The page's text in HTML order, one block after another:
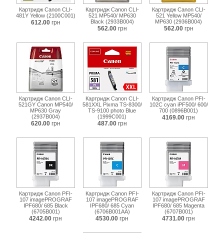
Картридж Canon CLI-
481Y Yellow (2100C001)
612.00 грн
Картридж Canon CLI-
521 MP540/ MP630
Black (2933B004)
562.00 грн
Картридж Canon CLI-
521 Yellow MP540/
MP630 (2936B004)
562.00 грн
Картридж Canon CLI-
521GY Canon MP540/
MP630 Gray
(2937B004)
620.00 грн
Картридж Canon CLI-
581XXL Pixma TS-8300/
TS-9100 photo Blue
(1999C001)
487.00 грн
Картридж Canon PFI-
102C cyan iPF500/ 600/
700 (0896B001)
4169.00 грн
Картридж Canon PFI-
107 imagePROGRAF
IPF680/ 685 Black
(6705B001)
4242.00 грн
Картридж Canon PFI-
107 imagePROGRAF
IPF680/ 685 Cyan
(6706B001AA)
4530.00 грн
Картридж Canon PFI-
107 imagePROGRAF
IPF680/ 685 Magenta
(6707B001)
4731.00 грн